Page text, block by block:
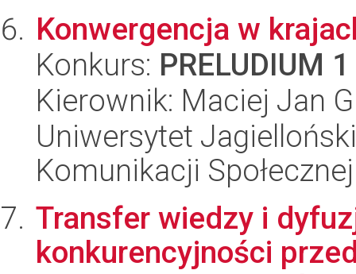
Konwergencja w
Konkurs: PRELUDIUM 1
Kierownik: Maciej Jan
Uniwersytet
Komunikacji Społecznej
Transfer wiedzy i
konkurencyjności